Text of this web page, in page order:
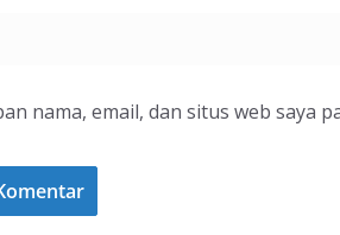
nama, email, dan situs web saya